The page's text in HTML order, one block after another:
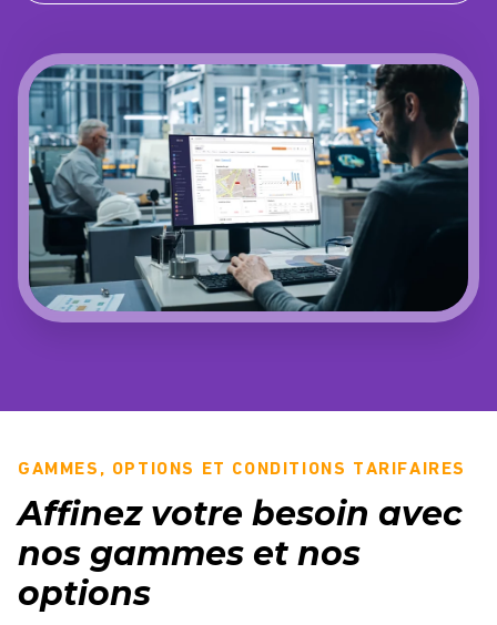
GAMMES, OPTIONS ET CONDITIONS TARIFAIRES
Affinez votre besoin avec
nos gammes et nos
options